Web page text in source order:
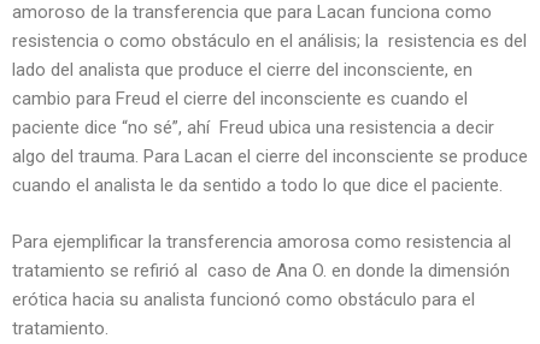
amoroso de la transferencia que para Lacan funciona como
resistencia o como obstáculo en el análisis; la resistencia es del
lado del analista que produce el cierre del inconsciente, en
cambio para Freud el cierre del inconsciente es cuando el
paciente dice “no sé”, ahí Freud ubica una resistencia a decir
algo del trauma. Para Lacan el cierre del inconsciente se produce
cuando el analista le da sentido a todo lo que dice el paciente.
Para ejemplificar la transferencia amorosa como resistencia al
tratamiento se refirió al caso de Ana O. en donde la dimensión
erótica hacia su analista funcionó como obstáculo para el
tratamiento.